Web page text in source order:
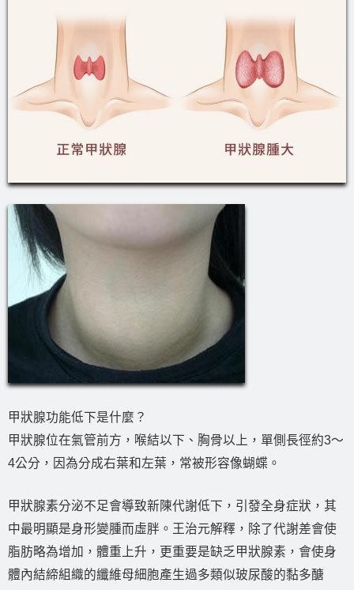
甲狀腺功能低下是什麼？
甲狀腺位在氣管前方，喉結以下、胸骨以上，單側長徑約3～
4公分，因為分成右葉和左葉，常被形容像蝴蝶。
甲狀腺素分泌不足會導致新陳代謝低下，引發全身症狀，其
中最明顯是身形變腫而虛胖。王治元解釋，除了代謝差會使
脂肪略為增加，體重上升，更重要是缺乏甲狀腺素，會使身
體內結締組織的纖維母細胞產生過多類似玻尿酸的黏多醣